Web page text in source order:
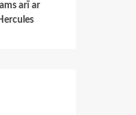
arī ar